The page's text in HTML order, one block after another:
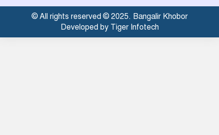
© All rights reserved © 2025. Bangalir Khobor
Developed by Tiger Infotech